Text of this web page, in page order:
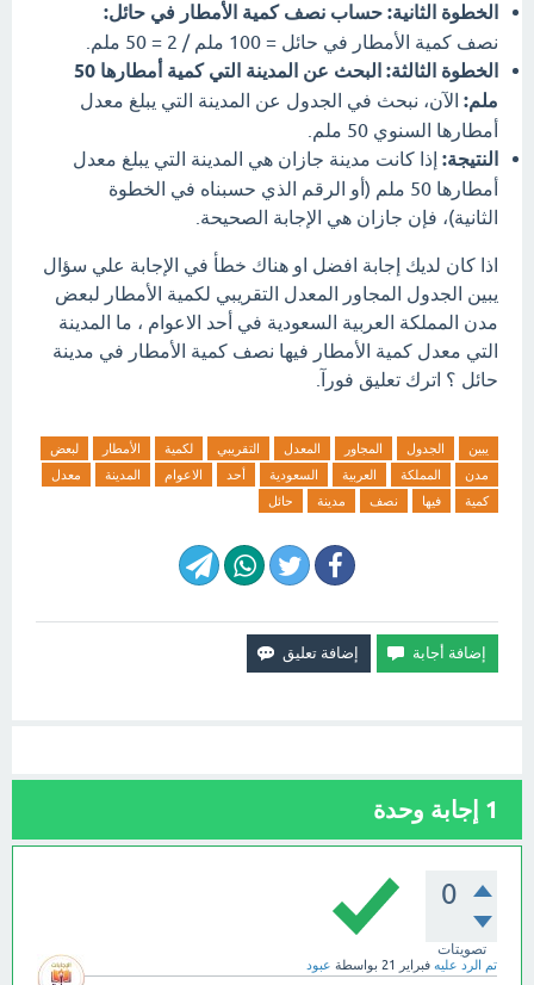
الخطوة الثانية: حساب نصف كمية الأمطار في حائل:
نصف كمية الأمطار في حائل = 100 ملم / 2 = 50 ملم.
الخطوة الثالثة: البحث عن المدينة التي كمية أمطارها 50
ملم: الآن، نبحث في الجدول عن المدينة التي يبلغ معدل
أمطارها السنوي 50 ملم.
النتيجة: إذا كانت مدينة جازان هي المدينة التي يبلغ معدل
أمطارها 50 ملم (أو الرقم الذي حسبناه في الخطوة
الثانية)، فإن جازان هي الإجابة الصحيحة.
اذا كان لديك إجابة افضل او هناك خطأ في الإجابة علي سؤال
يبين الجدول المجاور المعدل التقريبي لكمية الأمطار لبعض
مدن المملكة العربية السعودية في أحد الاعوام ، ما المدينة
التي معدل كمية الأمطار فيها نصف كمية الأمطار في مدينة
حائل ؟ اترك تعليق فورآ.
يبين الجدول المجاور المعدل التقريبي لكمية الأمطار
لبعض
مدن
المملكة العربية السعودية أحد الاعوام المدينة
معدل
كمية
فيها نصف مدينة حائل
1 إجابة وحدة
0
تصويتات
تم الرد عليه فبراير 21 بواسطة عبود